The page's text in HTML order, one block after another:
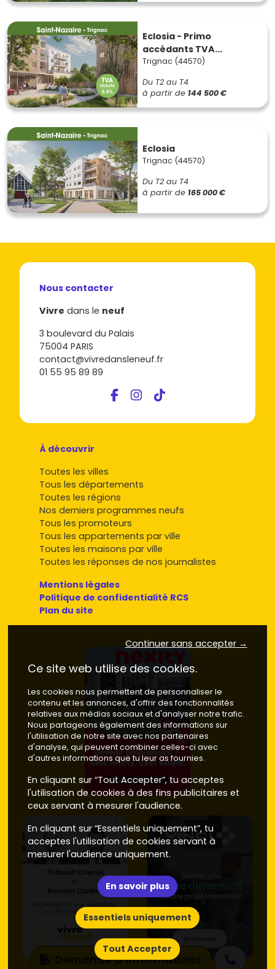
Eclosia - Primo
accédants TVA...
Trignac (44570)
Du T2 au T4
à partir de 144 500 €
Eclosia
Trignac (44570)
Du T2 au T4
à partir de 165 000 €
Demande d'informations
Nous contacter
Vivre dans le neuf
3 boulevard du Palais
75004 PARIS
contact@vivredansleneuf.fr
01 55 95 89 89
À découvrir
Toutes les villes
Tous les départements
Toutes les régions
Nos derniers programmes neufs
Tous les promoteurs
Tous les appartements par ville
Toutes les maisons par ville
Toutes les réponses de nos journalistes
Mentions légales
Politique de confidentialité RCS
Plan du site
Continuer sans accepter →
Ce site web utilise des cookies.
Les cookies nous permettent de personnaliser le
contenu et les annonces, d'offrir des fonctionnalités
relatives aux médias sociaux et d'analyser notre trafic.
Nous partageons également des informations sur
l'utilisation de notre site avec nos partenaires
d'analyse, qui peuvent combiner celles-ci avec
d'autres informations que tu leur as fournies.
En cliquant sur “Tout Accepter”, tu acceptes
l'utilisation de cookies à des fins publicitaires et
ceux servant à mesurer l'audience.
En cliquant sur “Essentiels uniquement”, tu
acceptes l'utilisation de cookies servant à
mesurer l'audience uniquement.
En savoir plus
Essentiels uniquement
Tout Accepter